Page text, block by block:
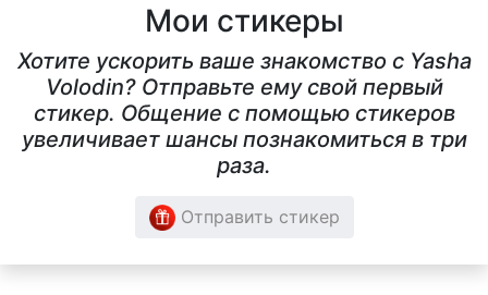
Мои стикеры
Хотите ускорить ваше знакомство с Yasha
Volodin? Отправьте ему свой первый
стикер. Общение с помощью стикеров
увеличивает шансы познакомиться в три
раза.
Отправить стикер